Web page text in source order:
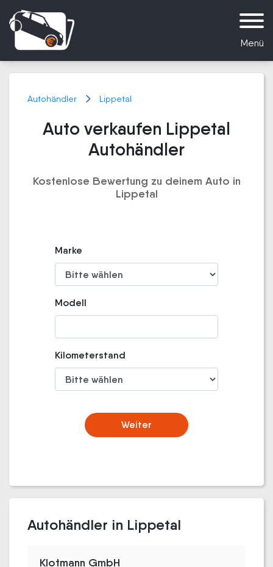
Menü
Autohändler Lippetal
Auto verkaufen Lippetal
Autohändler
Kostenlose Bewertung zu deinem Auto in
Lippetal
Marke
Modell
Kilometerstand
Weiter
Autohändler in Lippetal
Klotmann GmbH